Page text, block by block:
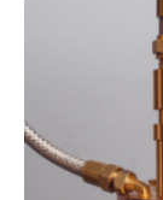
Messungen
vermutet,
Atomkern-
einem Team
internationaler
Der lange
gefunden.